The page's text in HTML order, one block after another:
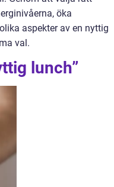
öka
aspekter av en nyttig
val.
lunch”